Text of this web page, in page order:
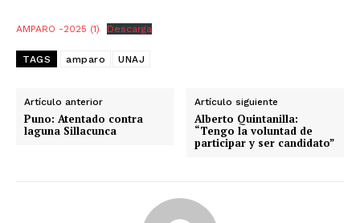
AMPARO -2025 (1) Descarga
TAGS amparo UNAJ
Artículo anterior
Puno: Atentado contra
laguna Sillacunca
Artículo siguiente
Alberto Quintanilla:
“Tengo la voluntad de
participar y ser candidato”